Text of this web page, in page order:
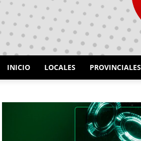
INICIO LOCALES PROVINCIALES